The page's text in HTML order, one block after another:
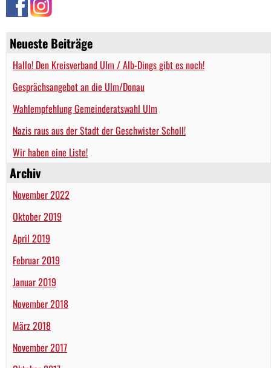
Neueste Beiträge
Hallo! Den Kreisverband Ulm / Alb-Dings gibt es noch!
Gesprächsangebot an die Ulm/Donau
Wahlempfehlung Gemeinderatswahl Ulm
Nazis raus aus der Stadt der Geschwister Scholl!
Wir haben eine Liste!
Archiv
November 2022
Oktober 2019
April 2019
Februar 2019
Januar 2019
November 2018
März 2018
November 2017